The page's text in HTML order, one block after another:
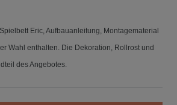
Eric, Aufbauanleitung, Montagematerial
Wahl enthalten. Die Dekoration, Rollrost und
des Angebotes.